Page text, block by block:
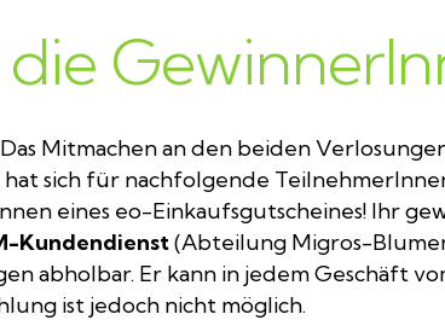
die
Mitmachen an den beiden
hat sich für nachfolgende
eines eo-Einkaufsgutscheines! Ihr
Kundendienst(Abteilung Migros-
abholbar. Er kann in jedem Geschäft
ist jedoch nicht möglich.